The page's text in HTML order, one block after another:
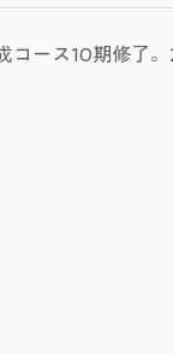
コース10期修了